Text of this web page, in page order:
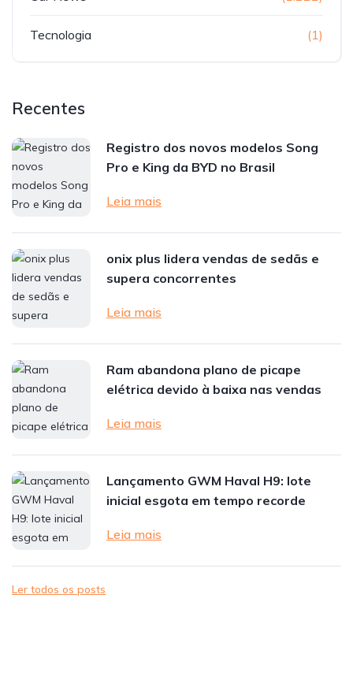
Tecnologia (1)
Recentes
Registro dos novos modelos Song
Pro e King da BYD no Brasil
Leia mais
onix plus lidera vendas de sedãs e
supera concorrentes
Leia mais
Ram abandona plano de picape
elétrica devido à baixa nas vendas
Leia mais
Lançamento GWM Haval H9: lote
inicial esgota em tempo recorde
Leia mais
Ler todos os posts